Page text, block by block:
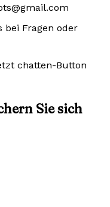
bei Fragen oder
chatten-Button
Sie sich